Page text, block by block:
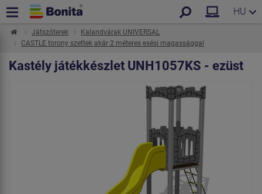
HU
Játszóterek
Kalandvárak UNIVERSAL
CASTLE torony szettek akár 2 méteres esési magassággal
Kastély játékkészlet UNH1057KS - ezüst